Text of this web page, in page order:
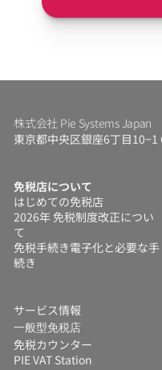
株式会社 Pie Systems Japan
東京都中央区銀座6丁目10−1
免税店について
はじめての免税店
2026年 免税制度改正につい
て
免税手続き電子化と必要な手
続き
サービス情報
一般型免税店
免税カウンター
PIE VAT Station